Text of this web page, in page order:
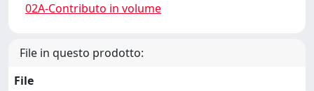
02A-Contributo in volume
File in questo prodotto:
File